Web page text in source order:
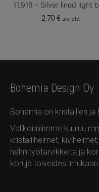
11.918 – Silver lined light
2,70€ sis alv.
Bohemia Design Oy
Bohemia on kristallien
Valikoimiimme kuuluu
kristallihelmet,
helmityötarvikkeita ja
koruja toiveidesi mukaan.